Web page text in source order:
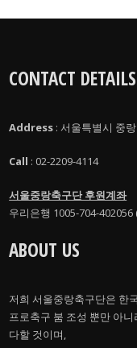
CONTACT DETAILS
Address : 서울특별시 중
Call : 02-2209-4114
서울중랑축구단 후원계좌
우리은행 1005-704-
ABOUT US
저희 서울중랑축구단은 한
프로축구 붐 조성 뿐만 아
다할 것이며,